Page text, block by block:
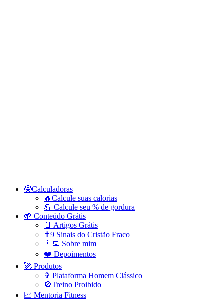
🤓Calculadoras
🔥Calcule suas calorias
💪 Calcule seu % de gordura
🌱 Conteúdo Grátis
📄 Artigos Grátis
✝️9 Sinais do Cristão Fraco
👨‍💻 Sobre mim
❤️ Depoimentos
🚀 Produtos
✞ Plataforma Homem Clássico
🚫Treino Proibido
📈 Mentoria Fitness